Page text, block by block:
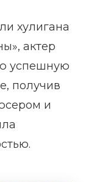
хулигана
актер
успешную
получив
и